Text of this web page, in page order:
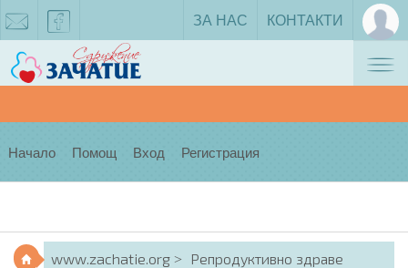
facebook
ЗА НАС КОНТАКТИ
Начало Помощ Вход Регистрация
www.zachatie.org
Репродуктивно здраве